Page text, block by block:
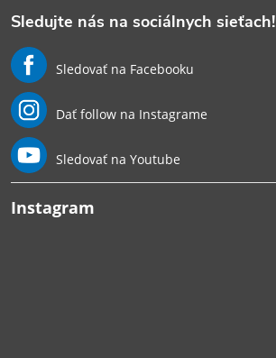
Sledujte nás na sociálnych sieťach!
Sledovať na Facebooku
Dať follow na Instagrame
Sledovať na Youtube
Instagram